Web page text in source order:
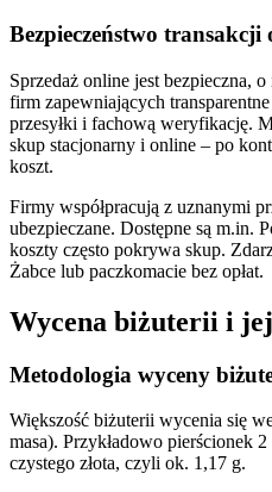
Bezpieczeństwo transakcji
Sprzedaż online jest bezpieczna,
firm zapewniających
przesyłki i fachową weryfikację.
skup stacjonarny i online – po
koszt.
Firmy współpracują z uznanymi
ubezpieczane. Dostępne są m.in.
koszty często pokrywa skup.
Żabce lub paczkomacie bez opłat.
Wycena biżuterii i
Metodologia wyceny
Większość biżuterii wycenia się
masa). Przykładowo pierścionek
czystego złota, czyli ok. 1,17 g.